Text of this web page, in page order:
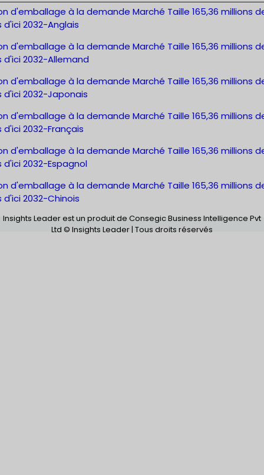
d'emballage à la demande Marché Taille 165,36 millions
d'ici 2032-Anglais
d'emballage à la demande Marché Taille 165,36 millions
d'ici 2032-Allemand
d'emballage à la demande Marché Taille 165,36 millions
d'ici 2032-Japonais
d'emballage à la demande Marché Taille 165,36 millions
d'ici 2032-Français
d'emballage à la demande Marché Taille 165,36 millions
d'ici 2032-Espagnol
d'emballage à la demande Marché Taille 165,36 millions
d'ici 2032-Chinois
Insights Leader est un produit de Consegic Business Intelligence Pvt
Ltd © Insights Leader | Tous droits réservés